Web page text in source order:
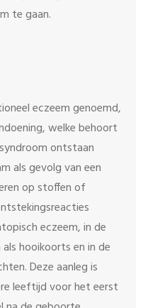
te gaan.
eczeem genoemd,
welke behoort
ontstaan
als gevolg van een
op stoffen of
eczeem, in de
hooikoorts en in de
Deze aanleg is
leeftijd voor het eerst